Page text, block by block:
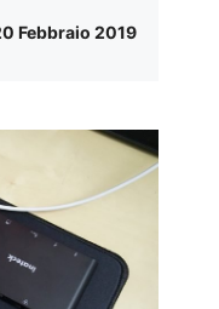
Febbraio 2019